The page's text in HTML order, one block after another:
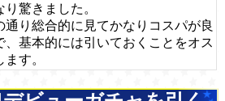
り驚きました。
通り総合的に見てかなりコスパが良
、基本的には引いておくことをオス
ます。